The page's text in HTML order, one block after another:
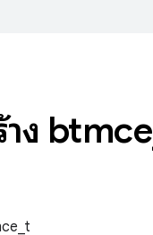
าง btmce